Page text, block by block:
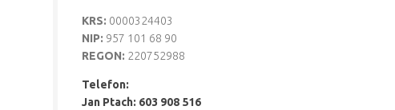
KRS: 0000324403
NIP: 957 101 68 90
REGON: 220752988
Telefon:
Jan Ptach: 603 908 516